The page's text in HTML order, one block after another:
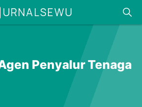
URNALSEWU
Penyalur Tenaga